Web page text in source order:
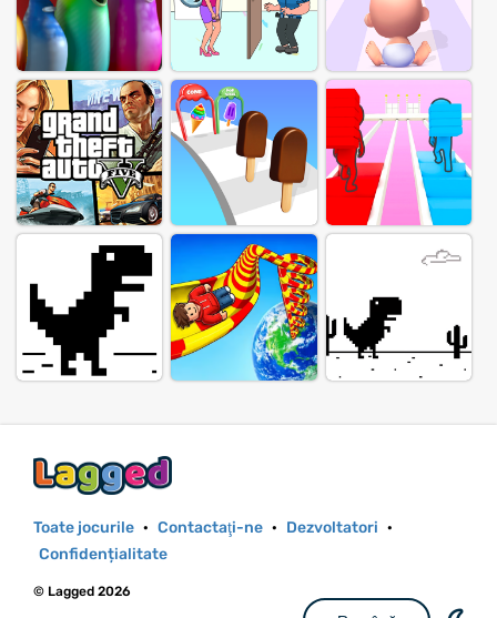
Toate jocurile · Contactaţi-ne · Dezvoltatori ·
Confidențialitate
© Lagged 2026